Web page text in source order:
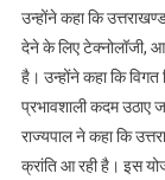
उन्होंने कहा कि
देने के लिए टेक्नोलॉजी,
है। उन्होंने कहा कि
प्रभावशाली कदम
राज्यपाल ने कहा कि
क्रांति आ रही है। इस